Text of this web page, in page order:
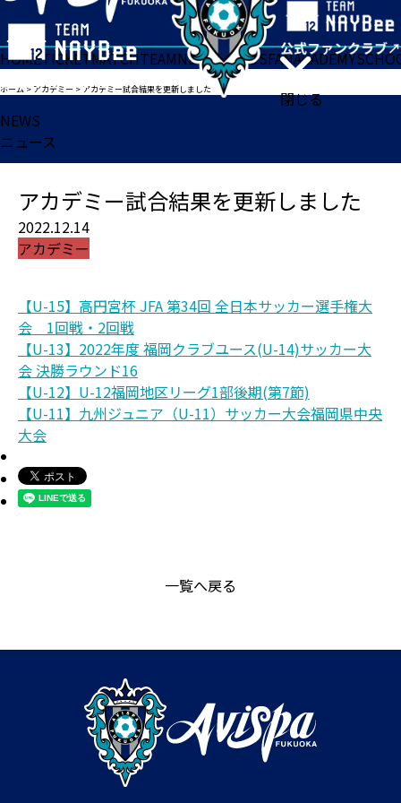
閉じる
HOMETICKETMATCHTEAMNEWSGOODSFANACADEMY
ホーム > アカデミー > アカデミー試合結果を更新しました
NEWS
ニュース
アカデミー試合結果を更新しました
2022.12.14
アカデミー
【U-15】高円宮杯 JFA 第34回 全日本サッカー選手権大
会 1回戦・2回戦
【U-13】2022年度 福岡クラブユース(U-14)サッカー大
会 決勝ラウンド16
【U-12】U-12福岡地区リーグ1部後期(第7節)
【U-11】九州ジュニア（U-11）サッカー大会福岡県中央
大会
一覧へ戻る